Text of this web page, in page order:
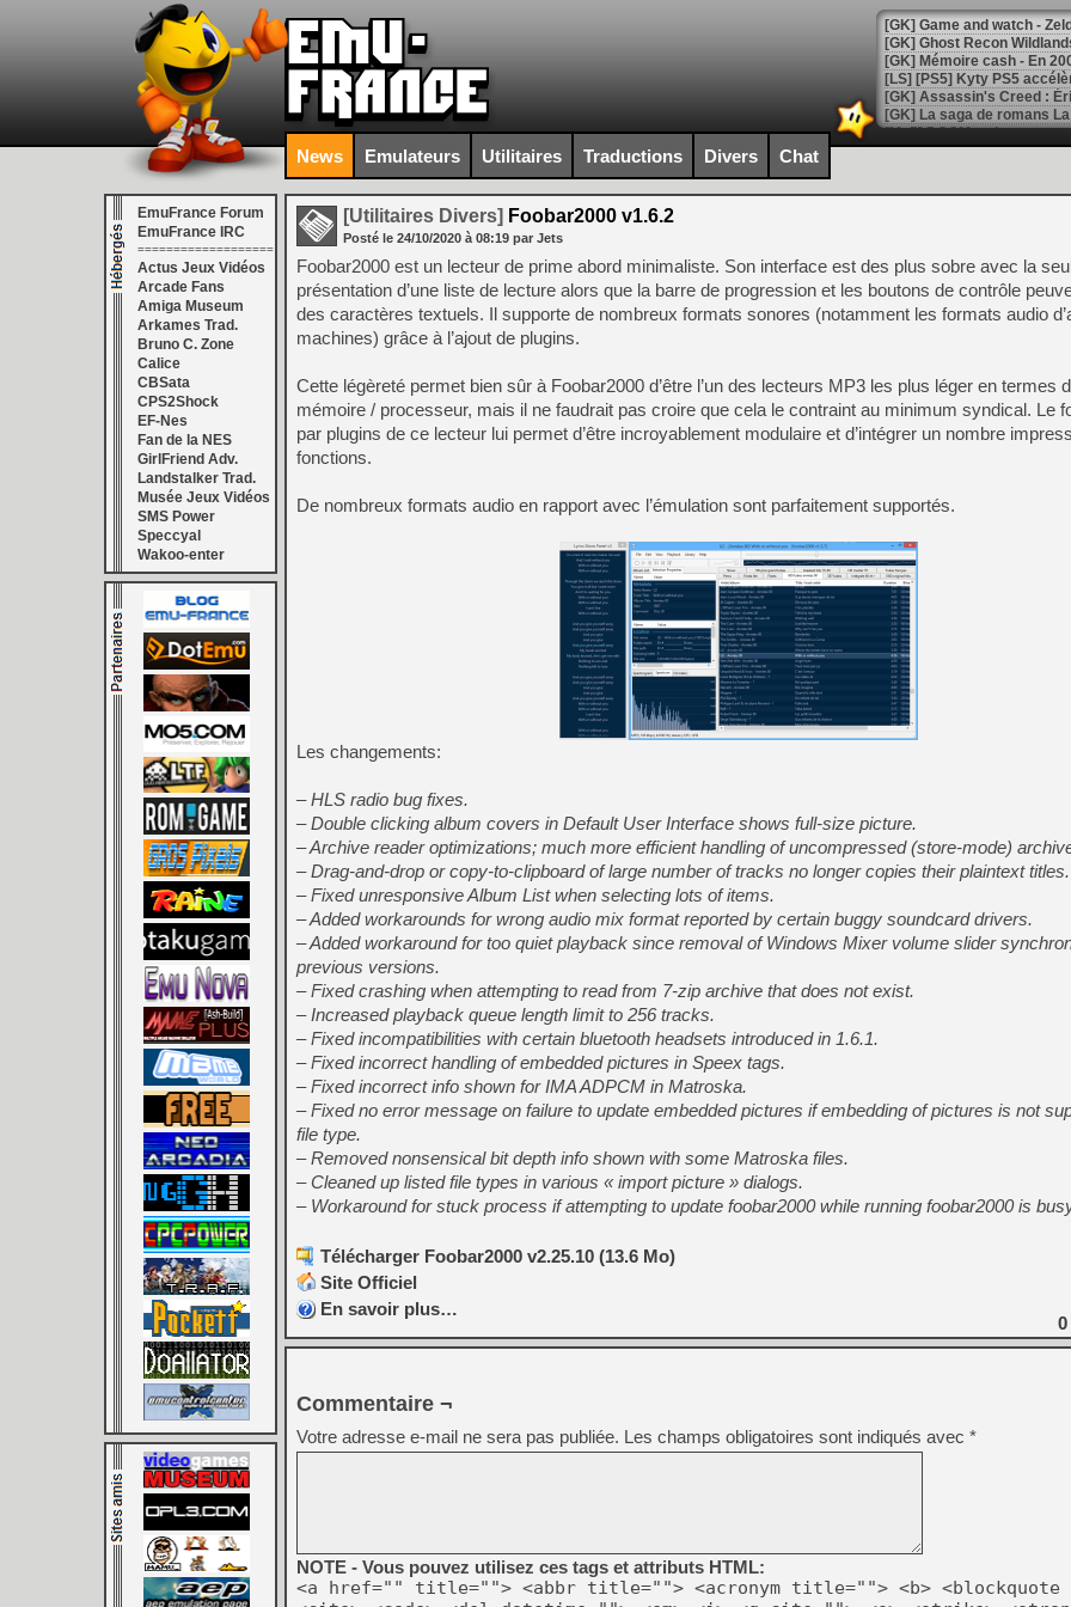
[Mo5] DOOM arrive en
[GK] Bethesda fête les 30
[GK] Roblox : l'action en
[GK] Agenda - GeForce
[GK] Devolver Digital en a
[LS] [PS5] ps5-y2jb-
[GK] Pourquoi Marvel
[GK] Test : Restory : Chill
[GK] GTA 6 : Rockstar
[GK] Hot Wheels Infinite
[GK] Mémoire cash -
[GK] Résultats Nintendo :
[GK] Déjà des
[Mo5] Brickboy cherche à
[GK] Minecraft et ses «
[GK] Beast of
[GK] Ubisoft : fin de partie
[GK] Mémoire cash -
[GK] Dan Houser (GTA)
[GK] Comment EA Sports
[GK] Crimson Moon : un
[GK] Isle of Reveries : le
[GK] Moonlighter 2 : The
[GK] Capcom relance
[Mo5] Deux inédits du
[GK] Le beat'em up The
[GK] Endless Legend 2 :
[LS] [PS5] Premiers
News Emulateurs Utilitaires Traductions Divers Chat
EmuFrance Forum
EmuFrance IRC
===================
Actus Jeux Vidéos
Arcade Fans
Amiga Museum
Arkames Trad.
Bruno C. Zone
Calice
CBSata
CPS2Shock
EF-Nes
Fan de la NES
GirlFriend Adv.
Landstalker Trad.
Musée Jeux Vidéos
SMS Power
Speccyal
Wakoo-enter
[Utilitaires Divers] Foobar2000 v1.6.2
Posté le 24/10/2020 à 08:19 par Jets
Foobar2000 est un lecteur de prime abord minimaliste. Son interface est des plus sobre avec la
présentation d’une liste de lecture alors que la barre de progression et les boutons de contrôle
des caractères textuels. Il supporte de nombreux formats sonores (notamment les formats audio
machines) grâce à l’ajout de plugins.
Cette légèreté permet bien sûr à Foobar2000 d’être l’un des lecteurs MP3 les plus léger en termes
mémoire / processeur, mais il ne faudrait pas croire que cela le contraint au minimum syndical. Le
par plugins de ce lecteur lui permet d’être incroyablement modulaire et d’intégrer un nombre
fonctions.
De nombreux formats audio en rapport avec l’émulation sont parfaitement supportés.
Les changements:
– HLS radio bug fixes.
– Double clicking album covers in Default User Interface shows full-size picture.
– Archive reader optimizations; much more efficient handling of uncompressed (store-mode)
– Drag-and-drop or copy-to-clipboard of large number of tracks no longer copies their plaintext titles.
– Fixed unresponsive Album List when selecting lots of items.
– Added workarounds for wrong audio mix format reported by certain buggy soundcard drivers.
– Added workaround for too quiet playback since removal of Windows Mixer volume slider
previous versions.
– Fixed crashing when attempting to read from 7-zip archive that does not exist.
– Increased playback queue length limit to 256 tracks.
– Fixed incompatibilities with certain bluetooth headsets introduced in 1.6.1.
– Fixed incorrect handling of embedded pictures in Speex tags.
– Fixed incorrect info shown for IMA ADPCM in Matroska.
– Fixed no error message on failure to update embedded pictures if embedding of pictures is not
file type.
– Removed nonsensical bit depth info shown with some Matroska files.
– Cleaned up listed file types in various « import picture » dialogs.
– Workaround for stuck process if attempting to update foobar2000 while running foobar2000 is
Télécharger Foobar2000 v2.25.10 (13.6 Mo)
Site Officiel
En savoir plus…
0
Commentaire ¬
Votre adresse e-mail ne sera pas publiée. Les champs obligatoires sont indiqués avec *
NOTE - Vous pouvez utilisez ces tags et attributs HTML:
<a href="" title=""> <abbr title=""> <acronym title=""> <b> <blockquote